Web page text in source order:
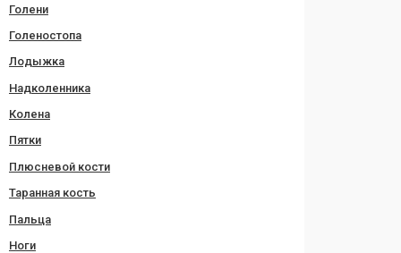
Голени
Голеностопа
Лодыжка
Надколенника
Колена
Пятки
Плюсневой кости
Таранная кость
Пальца
Ноги